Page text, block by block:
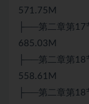
571.75M
├──第二章第17
685.03M
├──第二章第18
558.61M
├──第二章第18